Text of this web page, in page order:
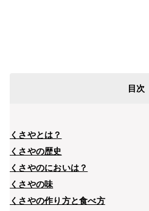
目次
くさやとは？
くさやの歴史
くさやのにおいは？
くさやの味
くさやの作り方と食べ方